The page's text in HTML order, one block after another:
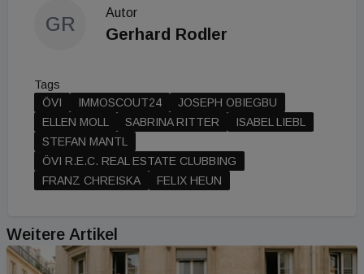
GR
Autor
Gerhard Rodler
Tags
ÖVI
IMMOSCOUT24
JOSEPH OBIEGBU
ELLEN MOLL
SABRINA RITTER
ISABEL LIEBL
STEFAN MANTL
ÖVI R.E.C. REAL ESTATE CLUBBING
FRANZ CHREISKA
FELIX HEUN
Weitere Artikel